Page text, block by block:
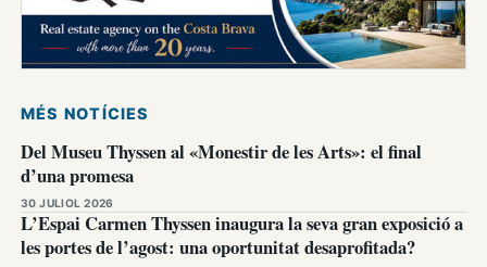
MÉS NOTÍCIES
Del Museu Thyssen al «Monestir de les Arts»: el final
d’una promesa
30 JULIOL 2026
L’Espai Carmen Thyssen inaugura la seva gran exposició a
les portes de l’agost: una oportunitat desaprofitada?